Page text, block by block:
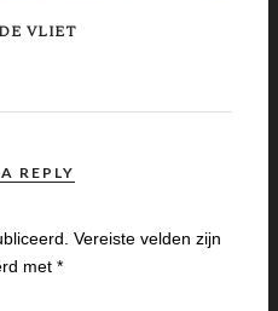
VLIET
REPLY
Vereiste velden zijn
met*